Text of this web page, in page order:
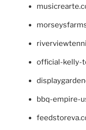
official-kelly-
bbq-empire-